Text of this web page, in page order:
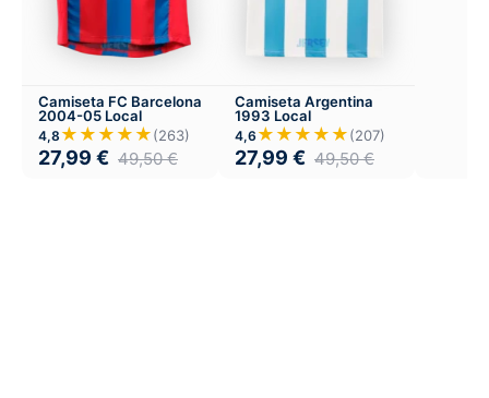
Camiseta FC Barcelona
2004-05 Local
4,8 ★★★★★(263)
27,99 € 49,50€
Camiseta Argentina
1993 Local
4,6 ★★★★★(207)
27,99 € 49,50€